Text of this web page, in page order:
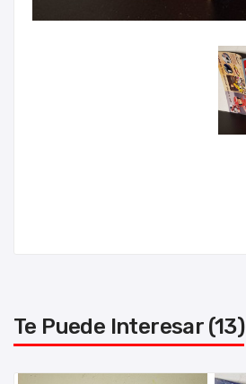
Te Puede Interesar (13)